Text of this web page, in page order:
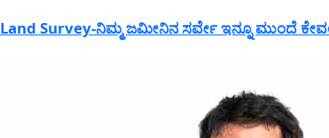
Land Survey-ನಿಮ್ಮ ಜಮೀನಿನ ಸರ್ವೇ ಇನ್ನೂ ಮುಂದೆ